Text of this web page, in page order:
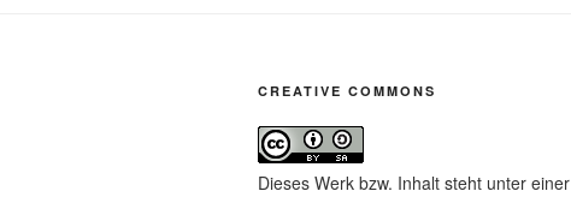
CREATIVE COMMONS
Dieses Werk bzw. Inhalt steht unter einer